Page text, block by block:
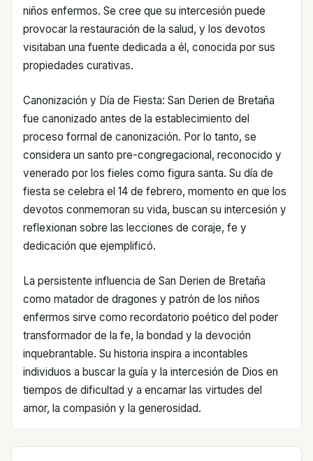
niños enfermos. Se cree que su intercesión puede
provocar la restauración de la salud, y los devotos
visitaban una fuente dedicada a él, conocida por sus
propiedades curativas.
Canonización y Día de Fiesta: San Derien de Bretaña
fue canonizado antes de la establecimiento del
proceso formal de canonización. Por lo tanto, se
considera un santo pre-congregacional, reconocido y
venerado por los fieles como figura santa. Su día de
fiesta se celebra el 14 de febrero, momento en que los
devotos conmemoran su vida, buscan su intercesión y
reflexionan sobre las lecciones de coraje, fe y
dedicación que ejemplificó.
La persistente influencia de San Derien de Bretaña
como matador de dragones y patrón de los niños
enfermos sirve como recordatorio poético del poder
transformador de la fe, la bondad y la devoción
inquebrantable. Su historia inspira a incontables
individuos a buscar la guía y la intercesión de Dios en
tiempos de dificultad y a encarnar las virtudes del
amor, la compasión y la generosidad.